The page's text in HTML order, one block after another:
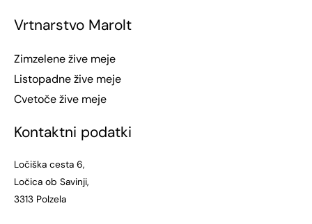
Vrtnarstvo Marolt
Zimzelene žive meje
Listopadne žive meje
Cvetoče žive meje
Kontaktni podatki
Ločiška cesta 6,
Ločica ob Savinji,
3313 Polzela